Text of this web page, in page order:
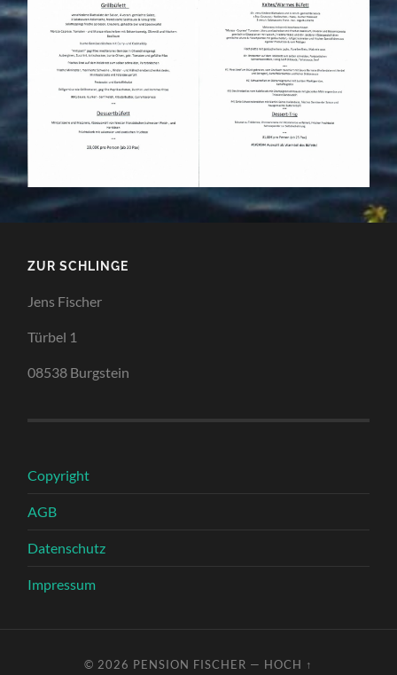
ZUR SCHLINGE
Jens Fischer
Türbel 1
08538 Burgstein
Copyright
AGB
Datenschutz
Impressum
© 2026 PENSION FISCHER — HOCH ↑